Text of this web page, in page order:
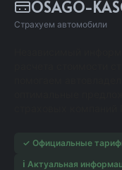
OSAGO-
Страхуем автомобили
✓ Официальные
ℹ️ Актуальная